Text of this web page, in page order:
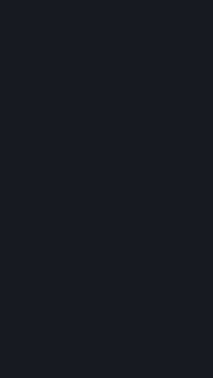
Steam będzie w stanie
wszystkich tytułów od
zakupiony przedmiot nie
wymieniony. Twórcy
pieniędzy za transakcje
przed dokonaniem
gry umożliwił żądania
przedmioty. W
pieniędzy za transakcje
Zwroty pieniędzy za
Przy zakupie produktu
okno czasu gry będzie
pieniędzy (z wyjątkiem
będzie miał
, wszelki